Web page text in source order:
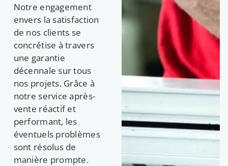
Notre engagement
envers la satisfaction
de nos clients se
concrétise à travers
une garantie
décennale sur tous
nos projets. Grâce à
notre service après-
vente réactif et
performant, les
éventuels problèmes
sont résolus de
manière prompte.